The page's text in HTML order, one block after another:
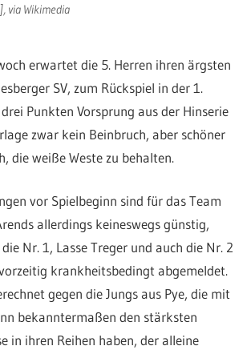
via Wikimedia
erwartet die 5. Herren ihren ärgsten
SV, zum Rückspiel in der 1.
Punkten Vorsprung aus der Hinserie
zwar kein Beinbruch, aber schöner
die weiße Weste zu behalten.
vor Spielbeginn sind für das Team
allerdings keineswegs günstig,
Nr. 1, Lasse Treger und auch die Nr. 2
krankheitsbedingt abgemeldet.
gegen die Jungs aus Pye, die mit
bekanntermaßen den stärksten
in ihren Reihen haben, der alleine